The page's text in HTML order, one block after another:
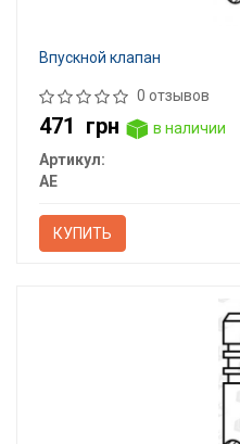
Впускной клапан
0 отзывов
471 грн
в наличии
Артикул:
AE
КУПИТЬ